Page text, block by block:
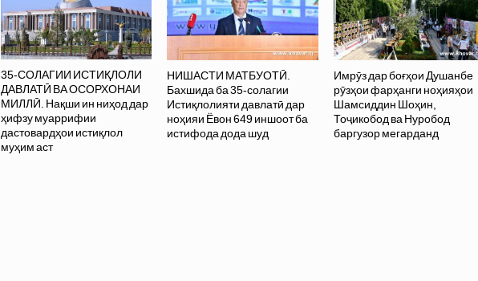
35-СОЛАГИИ ИСТИҚЛОЛИ
ДАВЛАТӢ ВА ОСОРХОНАИ
МИЛЛӢ. Нақши ин ниҳод дар
ҳифзу муаррифии
дастовардҳои истиқлол
муҳим аст
НИШАСТИ МАТБУОТӢ.
Бахшида ба 35-солагии
Истиқлолияти давлатӣ дар
ноҳияи Ёвон 649 иншоот ба
истифода дода шуд
Имрӯз дар боғҳои Душанбе
рӯзҳои фарҳанги ноҳияҳои
Шамсиддин Шоҳин,
Тоҷикобод ва Нуробод
баргузор мегарданд